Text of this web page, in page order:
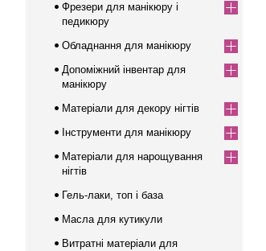
Фрезери для манікюру і
педикюру
Обладнання для манікюру
Допоміжний інвентар для
манікюру
Матеріали для декору нігтів
Інструменти для манікюру
Матеріали для нарощування
нігтів
Гель-лаки, топ і база
Масла для кутикули
Витратні матеріали для